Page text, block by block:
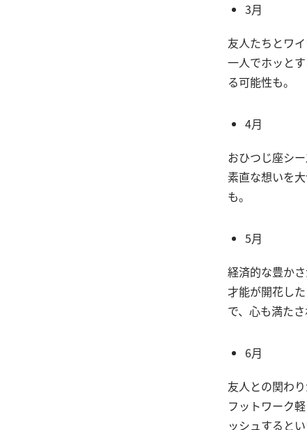
3月
友人たちとワ
一人でホッと
る可能性も。
4月
おひつじ座シ
素直な想いを
も。
5月
経済的な豊か
才能が開花し
で、心も満たさ
6月
友人との関わ
フットワーク
ッシュするとい